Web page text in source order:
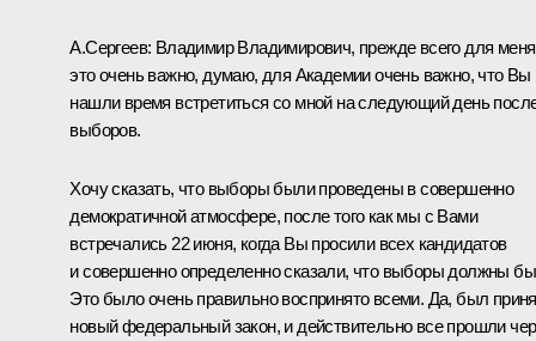
А.Сергеев: Владимир Владимирович, прежде всего для меня
это очень важно, думаю, для Академии очень важно, что Вы
нашли время встретиться со мной на следующий день
выборов.
Хочу сказать, что выборы были проведены в совершенно
демократичной атмосфере, после того как мы с Вами
встречались 22 июня, когда Вы просили всех кандидатов
и совершенно определенно сказали, что выборы должны
Это было очень правильно воспринято всеми. Да, был
новый федеральный закон, и действительно все прошли